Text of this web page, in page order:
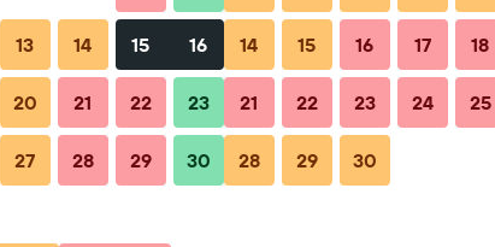
Dicas e Perguntas frequentes Alojamentos próximos
13 14 15 16
20 21 22 23
27 28 29 30
14 15 16 17 18
21 22 23 24 25
28 29 30